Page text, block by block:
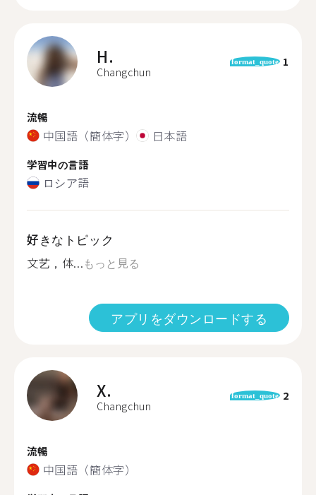
H.
Changchun
format_quote 1
流暢
中国語（簡体字） 日本語
学習中の言語
ロシア語
好きなトピック
文艺，体...もっと見る
アプリをダウンロードする
X.
Changchun
format_quote 2
流暢
中国語（簡体字）